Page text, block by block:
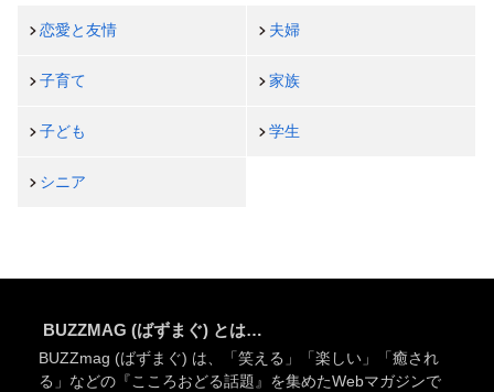
恋愛と友情 夫婦
子育て 家族
子ども 学生
シニア
BUZZMAG (ばずまぐ) とは…
BUZZmag (ばずまぐ) は、「笑える」「楽しい」「癒され
る」などの『こころおどる話題』を集めたWebマガジンで